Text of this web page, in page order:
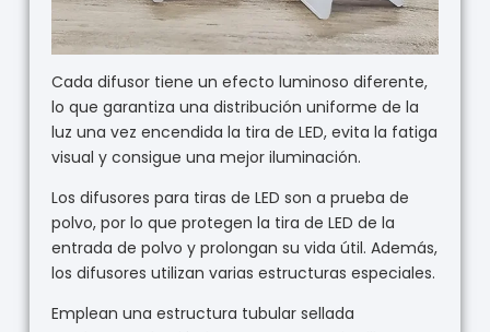
Cada difusor tiene un efecto luminoso diferente,
lo que garantiza una distribución uniforme de la
luz una vez encendida la tira de LED, evita la fatiga
visual y consigue una mejor iluminación.
Los difusores para tiras de LED son a prueba de
polvo, por lo que protegen la tira de LED de la
entrada de polvo y prolongan su vida útil. Además,
los difusores utilizan varias estructuras especiales.
Emplean una estructura tubular sellada